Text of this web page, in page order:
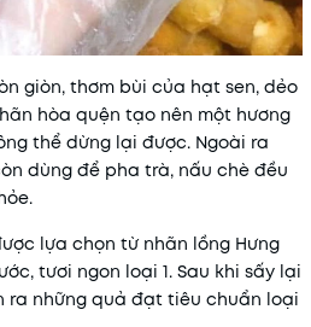
giòn, thơm bùi của hạt sen, dẻo
hòa quện tạo nên một hương
thể dừng lại được. Ngoài ra
dùng để pha trà, nấu chè đều
lựa chọn từ nhãn lồng Hưng
tươi ngon loại 1. Sau khi sấy lại
ra những quả đạt tiêu chuẩn loại